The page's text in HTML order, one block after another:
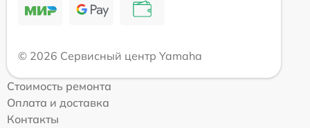
© 2026 Сервисный центр Yamaha
Стоимость ремонта
Оплата и доставка
Контакты